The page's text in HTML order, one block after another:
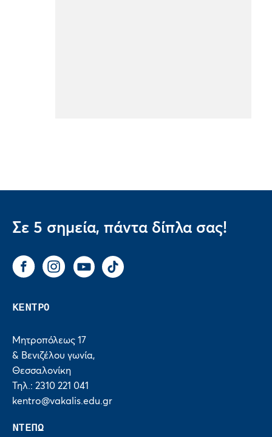
Σε 5 σημεία, πάντα δίπλα σας!
FacebookInstagram
You Tube Tik Tok
ΚΕΝΤΡΟ
Μητροπόλεως 17
& Βενιζέλου γωνία,
Θεσσαλονίκη
Τηλ.: 2310 221 041
kentro@vakalis.edu.gr
ΝΤΕΠΩ